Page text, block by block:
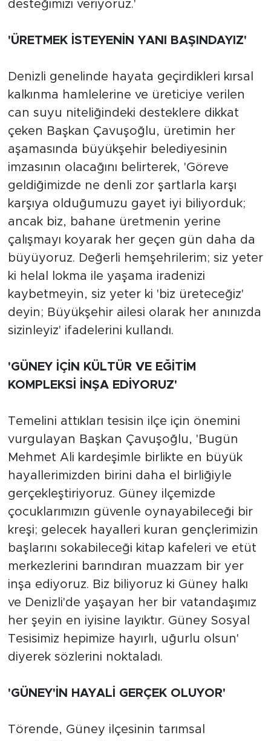
desteğimizi veriyoruz.'
'ÜRETMEK İSTEYENİN YANI BAŞINDAYIZ'
Denizli genelinde hayata geçirdikleri kırsal
kalkınma hamlelerine ve üreticiye verilen
can suyu niteliğindeki desteklere dikkat
çeken Başkan Çavuşoğlu, üretimin her
aşamasında büyükşehir belediyesinin
imzasının olacağını belirterek, 'Göreve
geldiğimizde ne denli zor şartlarla karşı
karşıya olduğumuzu gayet iyi biliyorduk;
ancak biz, bahane üretmenin yerine
çalışmayı koyarak her geçen gün daha da
büyüyoruz. Değerli hemşehrilerim; siz yeter
ki helal lokma ile yaşama iradenizi
kaybetmeyin, siz yeter ki 'biz üreteceğiz'
deyin; Büyükşehir ailesi olarak her anınızda
sizinleyiz' ifadelerini kullandı.
'GÜNEY İÇİN KÜLTÜR VE EĞİTİM
KOMPLEKSİ İNŞA EDİYORUZ'
Temelini attıkları tesisin ilçe için önemini
vurgulayan Başkan Çavuşoğlu, 'Bugün
Mehmet Ali kardeşimle birlikte en büyük
hayallerimizden birini daha el birliğiyle
gerçekleştiriyoruz. Güney ilçemizde
çocuklarımızın güvenle oynayabileceği bir
kreşi; gelecek hayalleri kuran gençlerimizin
başlarını sokabileceği kitap kafeleri ve etüt
merkezlerini barındıran muazzam bir yer
inşa ediyoruz. Biz biliyoruz ki Güney halkı
ve Denizli'de yaşayan her bir vatandaşımız
her şeyin en iyisine layıktır. Güney Sosyal
Tesisimiz hepimize hayırlı, uğurlu olsun'
diyerek sözlerini noktaladı.
'GÜNEY'İN HAYALİ GERÇEK OLUYOR'
Törende, Güney ilçesinin tarımsal